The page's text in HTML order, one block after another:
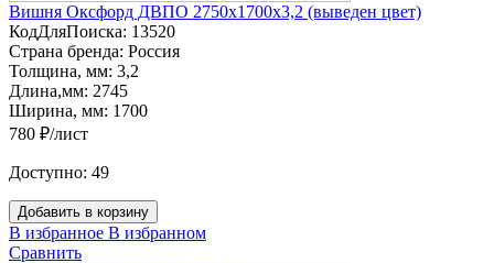
Вишня Оксфорд ДВПО 2750х1700х3,2 (выведен цвет)
КодДляПоиска: 13520
Страна бренда: Россия
Толщина, мм: 3,2
Длина,мм: 2745
Ширина, мм: 1700
780 ₽/лист
Доступно: 49
Добавить в корзину
В избранное В избранном
Сравнить